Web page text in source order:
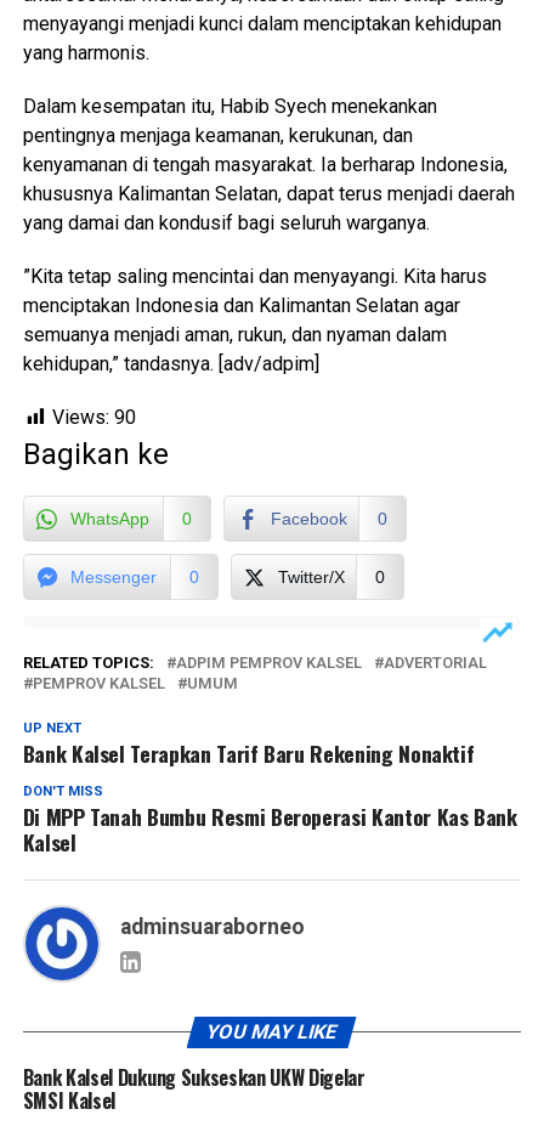
menyayangi menjadi kunci dalam menciptakan kehidupan
yang harmonis.
‎Dalam kesempatan itu, Habib Syech menekankan
pentingnya menjaga keamanan, kerukunan, dan
kenyamanan di tengah masyarakat. Ia berharap Indonesia,
khususnya Kalimantan Selatan, dapat terus menjadi daerah
yang damai dan kondusif bagi seluruh warganya.
‎”Kita tetap saling mencintai dan menyayangi. Kita harus
menciptakan Indonesia dan Kalimantan Selatan agar
semuanya menjadi aman, rukun, dan nyaman dalam
kehidupan,” tandasnya. [adv/adpim]
Views: 90
Bagikan ke
WhatsApp 0 Facebook 0
Messenger 0 Twitter/X 0
RELATED TOPICS: ADPIM PEMPROV KALSEL
ADVERTORIAL
PEMPROV KALSEL
UMUM
UP NEXT
Bank Kalsel Terapkan Tarif Baru Rekening Nonaktif
DON'T MISS
Di MPP Tanah Bumbu Resmi Beroperasi Kantor Kas Bank
Kalsel
adminsuaraborneo
YOU MAY LIKE
Bank Kalsel Dukung Sukseskan UKW Digelar
SMSI Kalsel